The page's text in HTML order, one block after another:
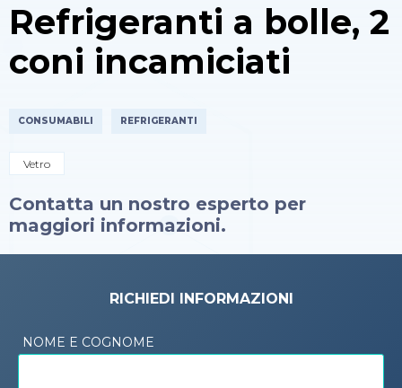
Refrigeranti a bolle, 2
coni incamiciati
CONSUMABILI REFRIGERANTI
Vetro
Contatta un nostro esperto per
maggiori informazioni.
RICHIEDI INFORMAZIONI
NOME E COGNOME